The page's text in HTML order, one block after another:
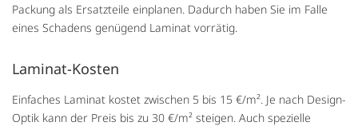
Packung als Ersatzteile einplanen. Dadurch haben Sie im Falle
eines Schadens genügend Laminat vorrätig.
Laminat-Kosten
Einfaches Laminat kostet zwischen 5 bis 15 €/m². Je nach Design-
Optik kann der Preis bis zu 30 €/m² steigen. Auch spezielle